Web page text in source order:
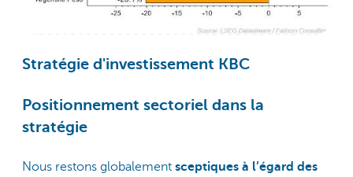
Stratégie d'investissement KBC
Positionnement sectoriel dans la
stratégie
Nous restons globalement sceptiques à l’égard des